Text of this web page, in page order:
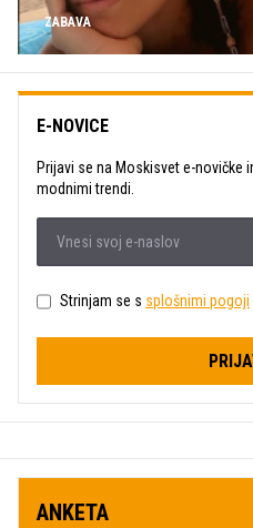
ZABAVA
E-NOVICE
Prijavi se na Moskisvet e-novičke
modnimi trendi.
Strinjam se s splošnimi pogoji
ANKETA